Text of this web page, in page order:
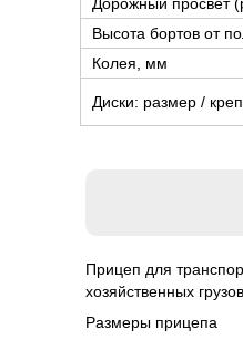
Высота бортов от
Колея, мм
Диски: размер /
Прицеп для
хозяйственных
Размеры прицепа